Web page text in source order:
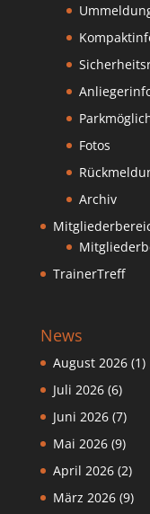
Fotos
Archiv
TrainerTreff
News
August 2026(1)
Juli 2026(6)
Juni 2026(7)
Mai 2026(9)
April 2026(2)
März 2026(9)